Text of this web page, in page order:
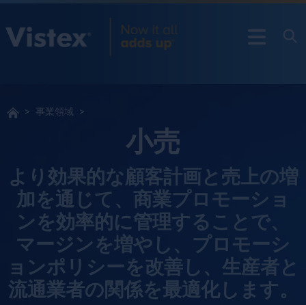
事業領域
小売
より効果的な顧客計画と売上の増
加を通じて、商業プロモーショ
ンを効率的に管理することで、
マージンを増やし、プロモーシ
ョンポリシーを改善し、生産者と
流通業者の関係を最適化します。